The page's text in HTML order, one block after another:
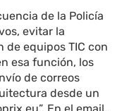
de la Policía
evitar la
equipos TIC con
esa función, los
de correos
desde un